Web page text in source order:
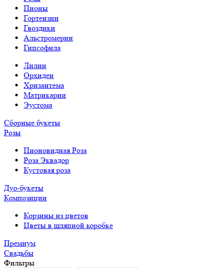
Пионы
Гортензии
Гвоздики
Альстромерии
Гипсофила
Лилии
Орхидеи
Хризантема
Матрикарии
Эустома
Сборные букеты
Розы
Пионовидная Роза
Роза Эквадор
Кустовая роза
Дуо-букеты
Композиции
Корзины из цветов
Цветы в шляпной коробке
Премиум
Свадьбы
Фильтры